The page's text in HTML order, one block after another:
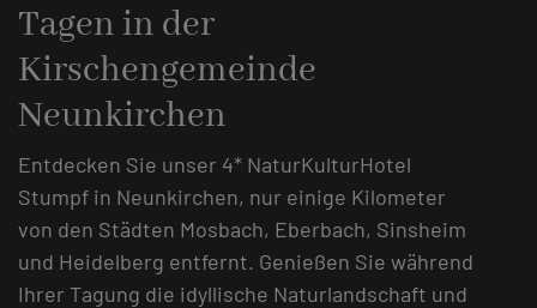
Tagen in der
Kirschengemeinde
Neunkirchen
Entdecken Sie unser 4* NaturKulturHotel
Stumpf in Neunkirchen, nur einige Kilometer
von den Städten Mosbach, Eberbach, Sinsheim
und Heidelberg entfernt. Genießen Sie während
Ihrer Tagung die idyllische Naturlandschaft und